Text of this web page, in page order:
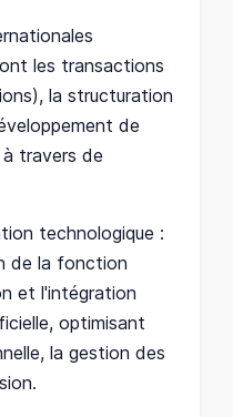
les transactions
la structuration
de
travers de
technologique :
de la fonction
et l'intégration
optimisant
la gestion des